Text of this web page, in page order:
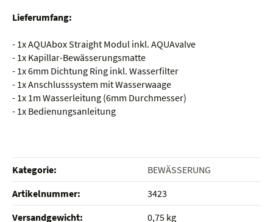
Lieferumfang:
- 1x AQUAbox Straight Modul inkl. AQUAvalve
- 1x Kapillar-Bewässerungsmatte
- 1x 6mm Dichtung Ring inkl. Wasserfilter
- 1x Anschlusssystem mit Wasserwaage
- 1x 1m Wasserleitung (6mm Durchmesser)
- 1x Bedienungsanleitung
Kategorie:
BEWÄSSERUNG
Artikelnummer:
3423
Versandgewicht‍:
0,75 kg